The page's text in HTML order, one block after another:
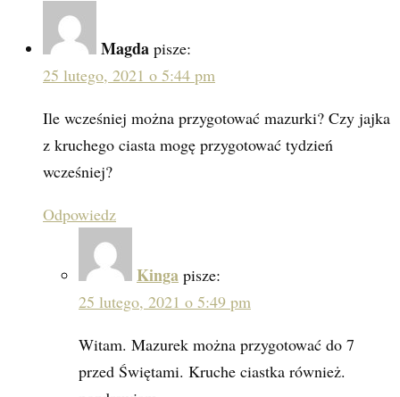
Magda pisze:
25 lutego, 2021 o 5:44 pm
Ile wcześniej można przygotować mazurki? Czy jajka
z kruchego ciasta mogę przygotować tydzień
wcześniej?
Odpowiedz
Kinga pisze:
25 lutego, 2021 o 5:49 pm
Witam. Mazurek można przygotować do 7
przed Świętami. Kruche ciastka również.